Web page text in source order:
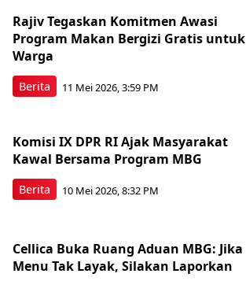
Berita
Rajiv Tegaskan Komitmen Awasi
Program Makan Bergizi Gratis untuk
Warga
11 Mei 2026, 3:59 PM
Berita
Komisi IX DPR RI Ajak Masyarakat
Kawal Bersama Program MBG
10 Mei 2026, 8:32 PM
Cellica Buka Ruang Aduan MBG: Jika
Menu Tak Layak, Silakan Laporkan